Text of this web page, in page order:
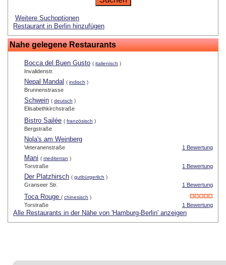
Weitere Suchoptionen
Restaurant in Berlin hinzufügen
Nahe gelegene Restaurants
Bocca del Buen Gusto ( italienisch )
Invalidenstr.
Nepal Mandal ( indisch )
Brunnenstrasse
Schwein ( deutsch )
Elisabethkirchstraße
Bistro Sailée ( französisch )
Bergstraße
Nola's am Weinberg
1 Bewertung
Veteranenstraße
Mani ( mediterran )
1 Bewertung
Torstraße
Der Platzhirsch ( gutbürgerlich )
1 Bewertung
Granseer Str.
Toca Rouge ( chinesisch )
1 Bewertung
Torstraße
Alle Restaurants in der Nähe von 'Hamburg-Berlin' anzeigen